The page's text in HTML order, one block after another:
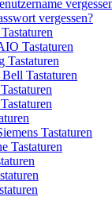
vergessen?
Tastaturen
Tastaturen
Tastaturen
Tastaturen
Tastaturen